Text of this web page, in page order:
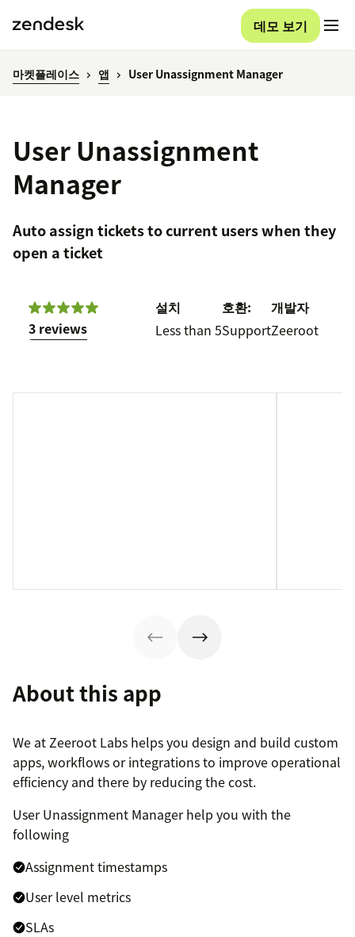
데모 보기
마켓플레이스 앱 User Unassignment Manager
User Unassignment
Manager
Auto assign tickets to current users when they
open a ticket
3 reviews
설치
Less than 5
호환:
Support
개발자
Zeeroot
About this app
We at Zeeroot Labs helps you design and build custom
apps, workflows or integrations to improve operational
efficiency and there by reducing the cost.
User Unassignment Manager help you with the
following
Assignment timestamps
User level metrics
SLAs